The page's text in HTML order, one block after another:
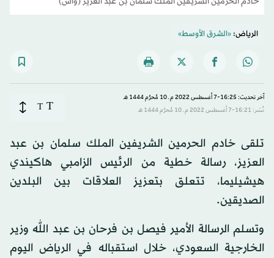
الرياض:«الشرق الأوسط»
آخر تحديث: 16:25-7 أغسطس 2022 م ـ 10 مُحرَّم 1444 هـ
نُشر: 16:21-7 أغسطس 2022 م ـ 10 مُحرَّم 1444 هـ
T
T
تلقى خادم الحرمين الشريفين الملك سلمان بن عبد
العزيز، رسالة خطية من الرئيس الزامبي هاكيندي
هيشيليما، تتعلق بتعزيز العلاقات بين البلدين
الصديقين.
وتسلم الرسالة الأمير فيصل بن فرحان بن عبد الله وزير
الخارجية السعودي، خلال استقباله في الرياض اليوم